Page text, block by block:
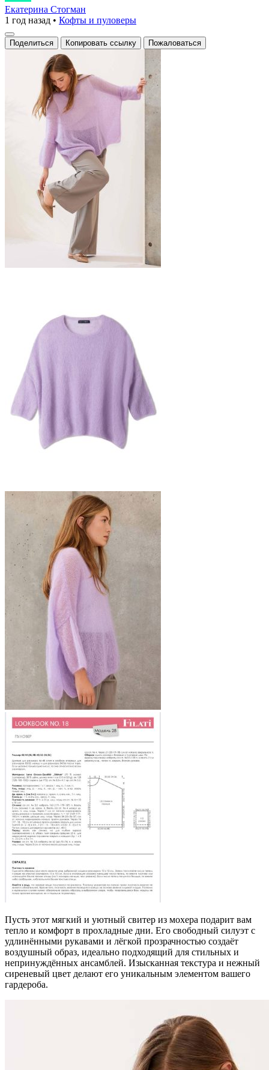
из
мохера
нежного
сиреневого
оттенка
Екатерина Стогман
1 год назад • Кофты и пуловеры
Поделиться Копировать ссылку Пожаловаться
Пусть этот мягкий и уютный свитер из мохера подарит вам
тепло и комфорт в прохладные дни. Его свободный силуэт с
удлинёнными рукавами и лёгкой прозрачностью создаёт
воздушный образ, идеально подходящий для стильных и
непринуждённых ансамблей. Изысканная текстура и нежный
сиреневый цвет делают его уникальным элементом вашего
гардероба.